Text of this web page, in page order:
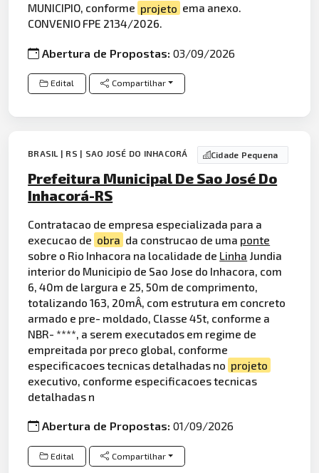
MUNICIPIO, conforme projeto ema anexo.
CONVENIO FPE 2134/2026.
Abertura de Propostas:03/09/2026
Edital Compartilhar
BRASIL | RS | SAO JOSÉ DO INHACORÁ Cidade Pequena
Prefeitura Municipal De Sao José Do
Inhacorá-RS
Contratacao de empresa especializada para a
execucao de obra da construcao de uma ponte
sobre o Rio Inhacora na localidade de Linha Jundia
interior do Municipio de Sao Jose do Inhacora, com
6, 40m de largura e 25, 50m de comprimento,
totalizando 163, 20mÂ, com estrutura em concreto
armado e pre- moldado, Classe 45t, conforme a
NBR- ****, a serem executados em regime de
empreitada por preco global, conforme
especificacoes tecnicas detalhadas no projeto
executivo, conforme especificacoes tecnicas
detalhadas n
Abertura de Propostas:01/09/2026
Edital Compartilhar